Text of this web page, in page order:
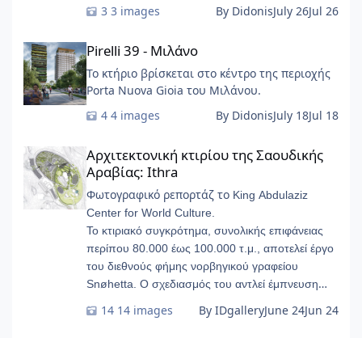
3 images
By DidonisJuly 26Jul 26
Pirelli 39 - Μιλάνο
Το κτήριο βρίσκεται στο κέντρο της περιοχής
Porta Nuova Gioia του Μιλάνου.
4 images
By DidonisJuly 18Jul 18
Αρχιτεκτονική κτιρίου της Σαουδικής Αραβίας: Ithra
Αρχιτεκτονική κτιρίου της Σαουδικής
Αραβίας: Ithra
Φωτογραφικό ρεπορτάζ το King Abdulaziz
Center for World Culture.
Το κτιριακό συγκρότημα, συνολικής επιφάνειας
περίπου 80.000 έως 100.000 τ.μ., αποτελεί έργο
του διεθνούς φήμης νορβηγικού γραφείου
Snøhetta. Ο σχεδιασμός του αντλεί έμπνευση
των πετρελαιοφόρων στρωμάτων, παίρνοντας τη
14 images By IDgalleryJune 24Jun 24